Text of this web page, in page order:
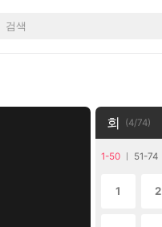
회 (4/74)
1-50 51-74
1 2